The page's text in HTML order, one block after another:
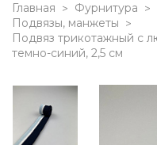
Главная > Фурнитура >
Подвязы, манжеты >
подвяз трикотажный с люрексом r33 грязно-голубой,
темно-синий, 2,5 см